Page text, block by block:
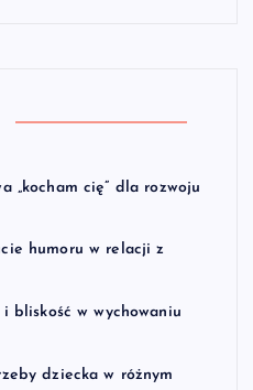
„kocham cię” dla rozwoju
humoru w relacji z
bliskość w wychowaniu
dziecka w różnym